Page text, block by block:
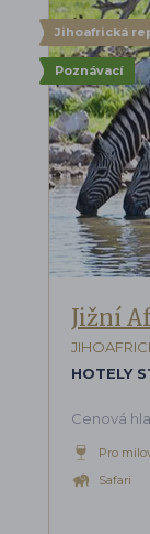
Jihoafrická
Poznávací
Jižní
HOTELY
Cenová
Pro
Safari